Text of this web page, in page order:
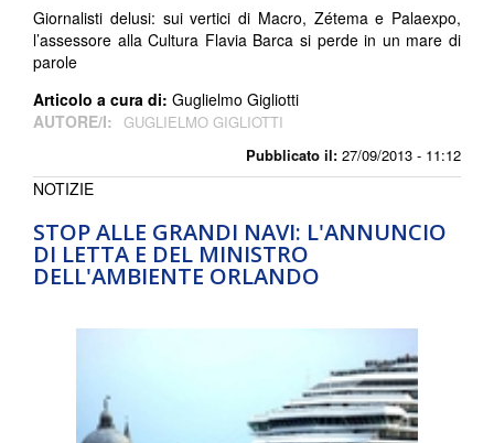
Pubblicato il: 27/09/2013 - 11:12
Giornalisti delusi: sui vertici di Macro, Zétema e Palaexpo,
l’assessore alla Cultura Flavia Barca si perde in un mare di
parole
Articolo a cura di: Guglielmo Gigliotti
AUTORE/I: GUGLIELMO GIGLIOTTI
STOP ALLE GRANDI NAVI: L'ANNUNCIO
DI LETTA E DEL MINISTRO
DELL'AMBIENTE ORLANDO
NOTIZIE